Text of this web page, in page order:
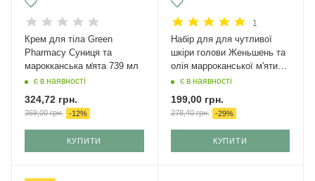
Крем для тіла Green
Pharmacy Суниця та
марокканська м҆ята 739 мл
є в наявності
324,72 грн.
369,00грн. -12%
КУПИТИ
1
Набір для для чутливої
шкіри голови Женьшень та
олія марроканської м'яти
Green Pharmacy
є в наявності
199,00грн.
278,40грн. -29%
КУПИТИ